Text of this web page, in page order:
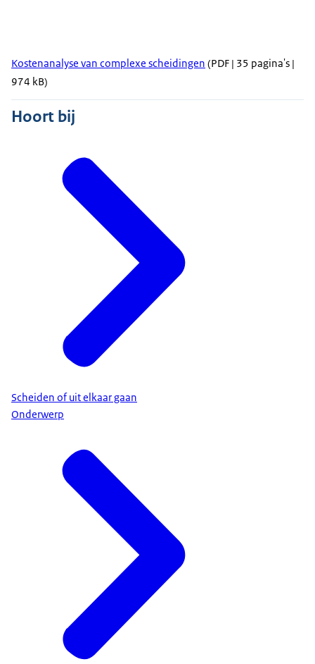
Kostenanalyse van complexe scheidingen (PDF | 35 pagina's |
974 kB)
Hoort bij
Scheiden of uit elkaar gaan
Onderwerp